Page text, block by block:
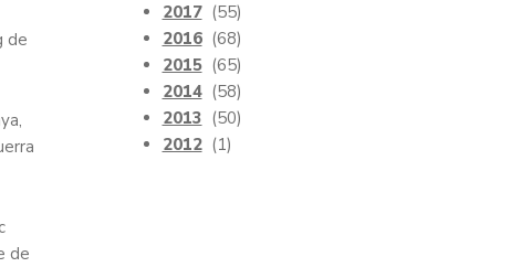
de
de
2017 (55)
2016 (68)
2015 (65)
2014 (58)
2013 (50)
2012 (1)